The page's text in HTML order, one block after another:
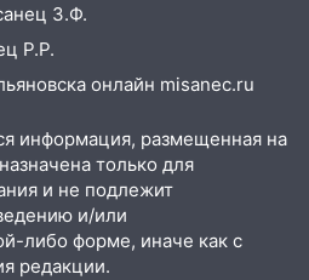
после тройного ДТП
25-летнего байкера
область
по «зебре»:
аварии на
на улице
З.Ф.
Р.Р.
онлайн misanec.ru
информация, размещенная на
только для
и не подлежит
и/или
либо форме, иначе как с
редакции.